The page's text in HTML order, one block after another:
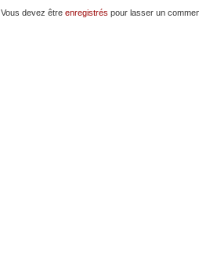
Vous devez être enregistrés pour lasser un